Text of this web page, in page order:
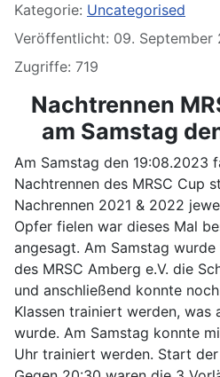
Kategorie: Uncategorised
Veröffentlicht: 09. September
Zugriffe: 719
Nachtrennen
am Samstag
Am Samstag den 19:08.2023
Nachtrennen des MRSC Cup
Nachrennen 2021 & 2022
Opfer fielen war dieses Mal
angesagt. Am Samstag
des MRSC Amberg e.V. die
und anschließend konnte
Klassen trainiert werden, was
wurde. Am Samstag konnte
Uhr trainiert werden. Start